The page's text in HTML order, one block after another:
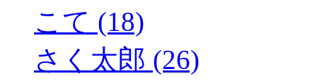
こて (18)
さく太郎 (26)